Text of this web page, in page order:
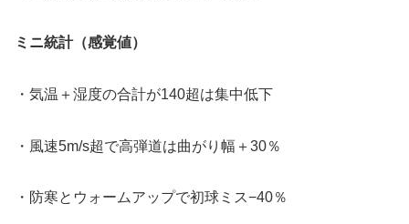
ミニ統計（感覚値）
・気温＋湿度の合計が140超は集中低下
・風速5m/s超で高弾道は曲がり幅＋30％
・防寒とウォームアップで初球ミス−40％